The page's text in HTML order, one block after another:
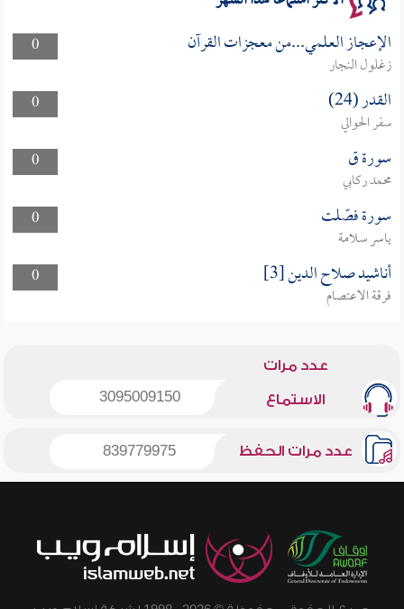
0 الإعجاز العلمي...من معجزات القرآن
زغلول النجار
0
القدر (24)
سفر الحوالي
0
سورة ق
محمد ركابي
0
سورة فصّلت
ياسر سلامة
0
أناشيد صلاح الدين [3]
فرقة الاعتصام
عدد مرات
الاستماع 3095009150
عدد مرات الحفظ 839779975